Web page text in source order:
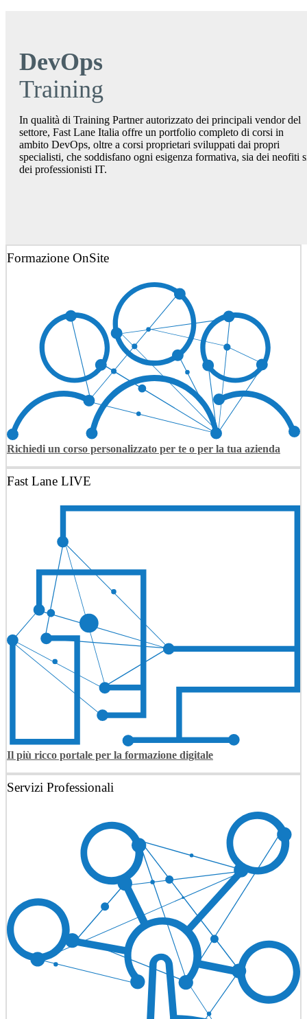
DevOps
Training
In qualità di Training Partner autorizzato dei principali vendor del
settore, Fast Lane Italia offre un portfolio completo di corsi in
ambito DevOps, oltre a corsi proprietari sviluppati dai propri
specialisti, che soddisfano ogni esigenza formativa, sia dei neofiti
dei professionisti IT.
Formazione OnSite
Richiedi un corso personalizzato per te o per la tua azienda
Fast Lane LIVE
Il più ricco portale per la formazione digitale
Servizi Professionali